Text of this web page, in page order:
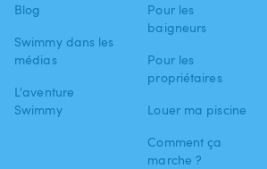
Blog
Swimmy dans les
médias
L'aventure
Swimmy
Pour les
baigneurs
Pour les
propriétaires
Louer ma piscine
Comment ça
marche ?